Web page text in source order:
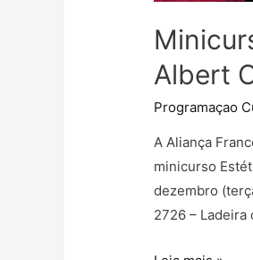
Albert
Programaçao
A Aliança
minicurso
dezembro
2726 – Ladeira